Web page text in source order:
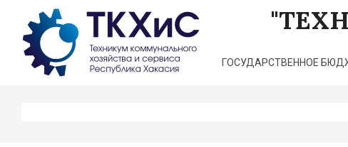
содержимому
ГОСУДАРСТВЕННОЕ